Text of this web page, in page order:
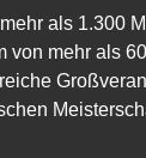
als 1.300
von mehr als